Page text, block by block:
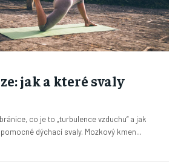
jak a které svaly
co je to „turbulence vzduchu“ a jak
během cvičení ovládat pomocné dýchací svaly. Mozkový kmen...